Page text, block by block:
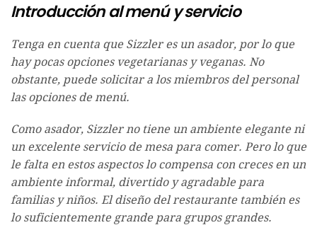
Introducción al menú y servicio
Tenga en cuenta que Sizzler es un asador, por lo que
hay pocas opciones vegetarianas y veganas. No
obstante, puede solicitar a los miembros del personal
las opciones de menú.
Como asador, Sizzler no tiene un ambiente elegante ni
un excelente servicio de mesa para comer. Pero lo que
le falta en estos aspectos lo compensa con creces en un
ambiente informal, divertido y agradable para
familias y niños. El diseño del restaurante también es
lo suficientemente grande para grupos grandes.